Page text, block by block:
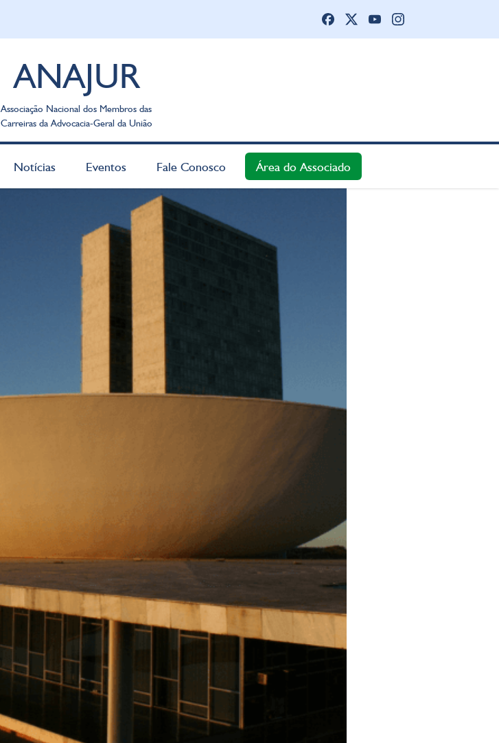
ANAJUR
Associação Nacional dos Membros das
Carreiras da Advocacia-Geral da União
Notícias Eventos Fale Conosco Área do Associado